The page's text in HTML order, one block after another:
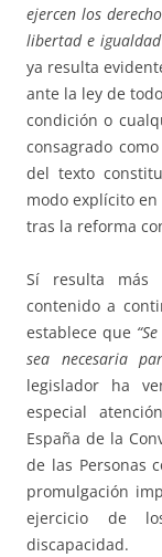
ejercen los
libertad e igualdad
ya resulta
ante la ley de
condición o
consagrado
del texto
modo explícito
tras la reforma
Sí resulta más
contenido a
establece que
sea necesaria
legislador ha
especial
España de la
de las Personas
promulgación
ejercicio de
discapacidad.